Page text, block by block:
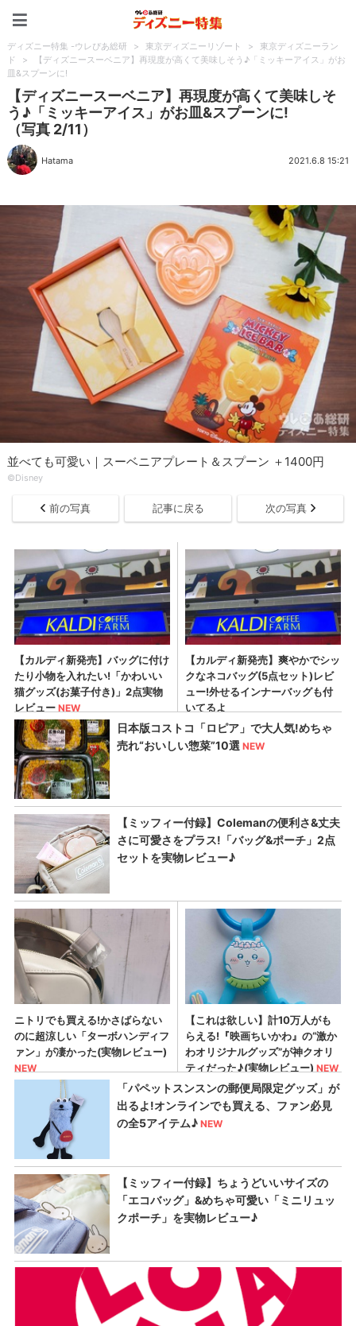
ディズニー特集 -ウレぴあ総研 > 東京ディズニーリゾート >
東京ディズニーラン
ド
>
【ディズニースーベニア】再現度が高くて美味しそう♪「ミッキーアイス」がお
皿&スプーンに!
【ディズニースーベニア】再現度が高くて美味しそ
う♪「ミッキーアイス」がお皿&スプーンに!
（写真 2/11）
Hatama 2021.6.8 15:21
並べても可愛い｜スーベニアプレート＆スプーン ＋1400円
©Disney
前の写真 記事に戻る 次の写真